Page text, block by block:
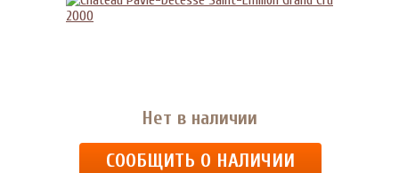
Нет в наличии
СООБЩИТЬ О НАЛИЧИИ